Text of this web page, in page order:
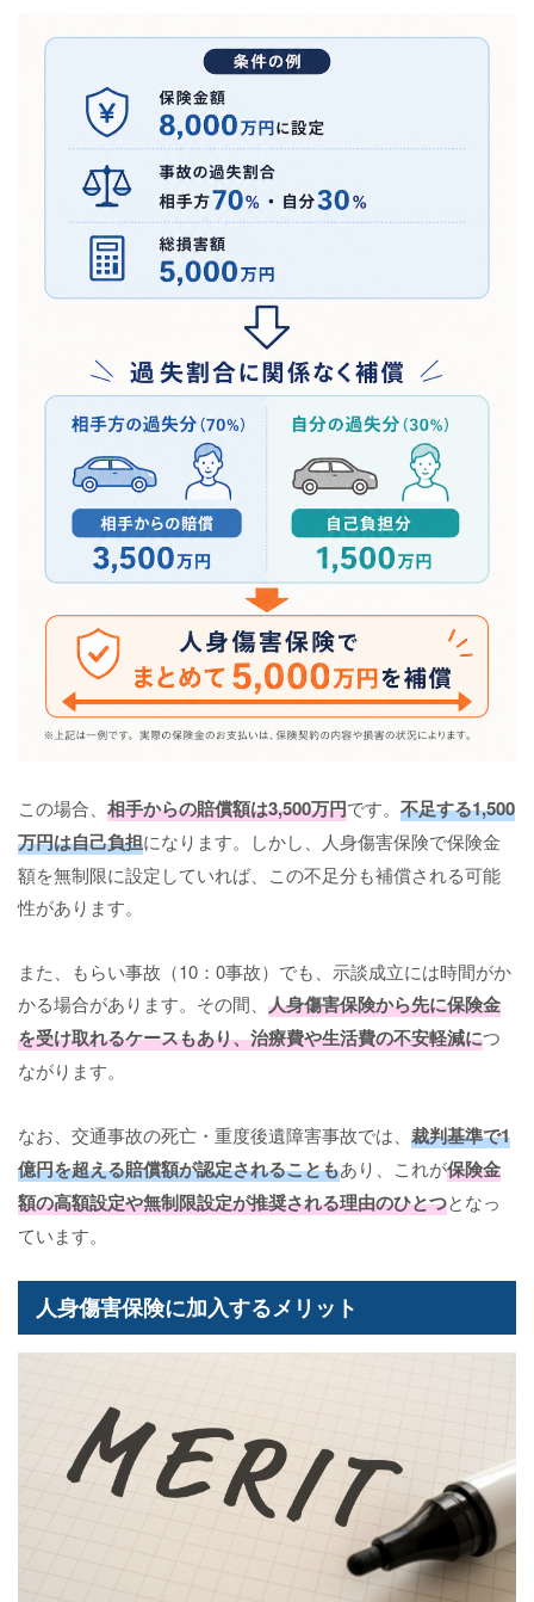
この場合、 相手からの賠償額は3,500万円です。 不足する1,500
万円は自己負担になります。しかし、人身傷害保険で保険金
額を無制限に設定していれば、この不足分も補償される可能
性があります。
また、もらい事故（10：0事故）でも、示談成立には時間がか
かる場合があります。その間、 人身傷害保険から先に保険金
を受け取れるケースもあり、治療費や生活費の不安軽減につ
ながります。
なお、交通事故の死亡・重度後遺障害事故では、 裁判基準で1
億円を超える賠償額が認定されることもあり、これが保険金
額の高額設定や無制限設定が推奨される理由のひとつとなっ
ています。
人身傷害保険に加入するメリット